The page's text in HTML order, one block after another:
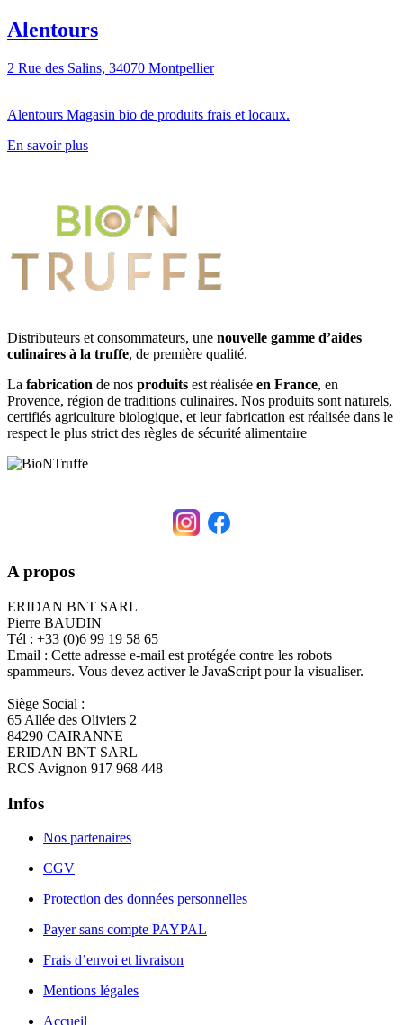
Alentours
2 Rue des Salins, 34070 Montpellier
Alentours Magasin bio de produits frais et locaux.
En savoir plus
Distributeurs et consommateurs, une nouvelle gamme d’aides
culinaires à la truffe, de première qualité.
La fabrication de nos produits est réalisée en France, en
Provence, région de traditions culinaires. Nos produits sont naturels,
certifiés agriculture biologique, et leur fabrication est réalisée dans le
respect le plus strict des règles de sécurité alimentaire
A propos
ERIDAN BNT SARL
Pierre BAUDIN
Tél : +33 (0)6 99 19 58 65
Email : Cette adresse e-mail est protégée contre les robots
spammeurs. Vous devez activer le JavaScript pour la visualiser.
Siège Social :
65 Allée des Oliviers 2
84290 CAIRANNE
ERIDAN BNT SARL
RCS Avignon 917 968 448
Infos
Nos partenaires
CGV
Protection des données personnelles
Payer sans compte PAYPAL
Frais d’envoi et livraison
Mentions légales
Accueil